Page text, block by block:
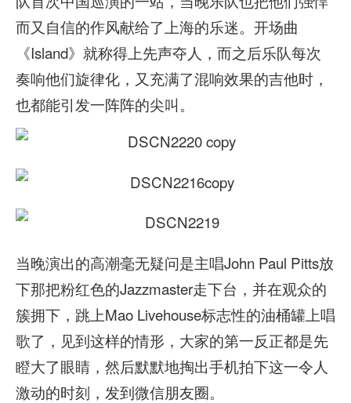
而又自信的作风献给了上海的乐迷。开场曲
《Island》就称得上先声夺人，而之后乐队每次
奏响他们旋律化，又充满了混响效果的吉他时，
也都能引发一阵阵的尖叫。
当晚演出的高潮毫无疑问是主唱John Paul Pitts放
下那把粉红色的Jazzmaster走下台，并在观众的
簇拥下，跳上Mao Livehouse标志性的油桶罐上唱
歌了，见到这样的情形，大家的第一反正都是先
瞪大了眼睛，然后默默地掏出手机拍下这一令人
激动的时刻，发到微信朋友圈。